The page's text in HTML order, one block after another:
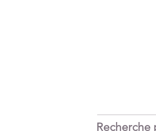
Recherche